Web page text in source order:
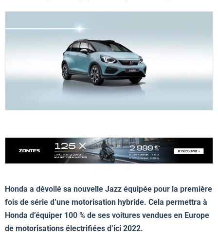
Honda a dévoilé sa nouvelle Jazz équipée pour la première
fois de série d’une motorisation hybride. Cela permettra à
Honda d’équiper 100 % de ses voitures vendues en Europe
de motorisations électrifiées d’ici 2022.